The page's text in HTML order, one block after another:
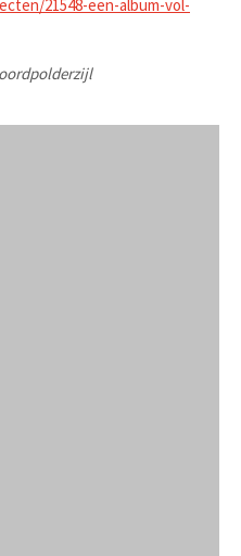
21548-een-album-vol-